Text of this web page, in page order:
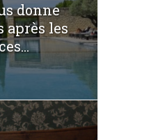
donne
après les